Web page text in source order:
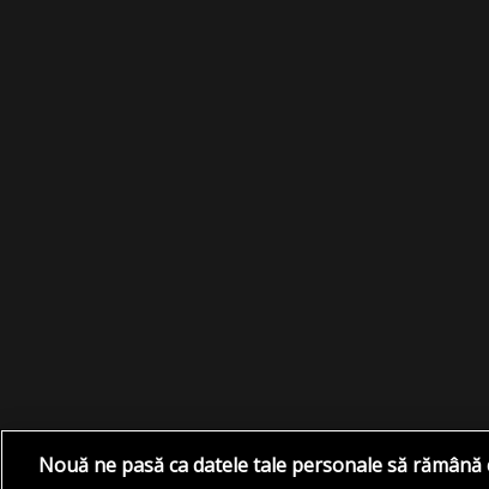
Nouă ne pasă ca datele tale personale să